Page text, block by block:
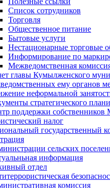
Список сотрудников
Торговля
Общественное питание
Бытовые услуги
Нестационарные торговые
Информирование по
Межведомственная
главы Кумылженского
ему органов
неформальной
стратегического
поддержки
налог
государственный
сельских
информация
отдел
комиссия